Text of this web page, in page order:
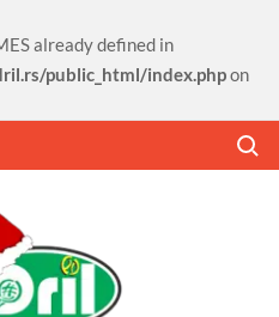
already defined in
public_html/index.phpon